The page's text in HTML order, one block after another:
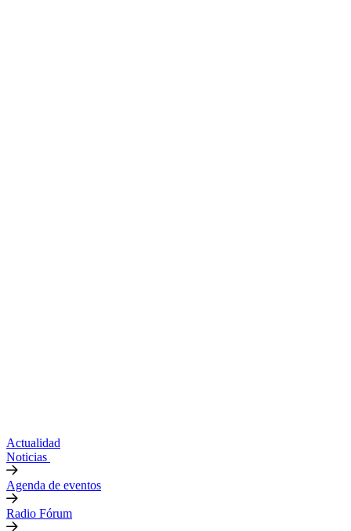
Actualidad
Noticias
Agenda de eventos
Radio Fórum